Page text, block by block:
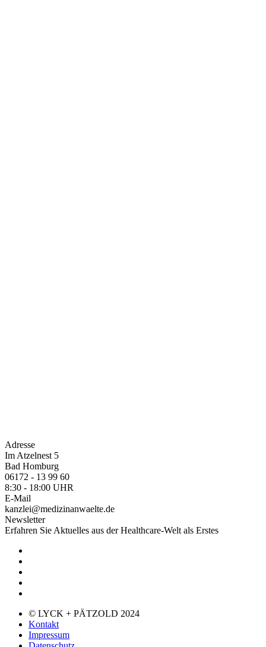
Adresse
Im Atzelnest 5
Bad Homburg
06172 - 13 99 60
8:30 - 18:00 UHR
E-Mail
kanzlei@medizinanwaelte.de
Newsletter
Erfahren Sie Aktuelles aus der Healthcare-Welt als Erstes
© LYCK + PÄTZOLD 2024
Kontakt
Impressum